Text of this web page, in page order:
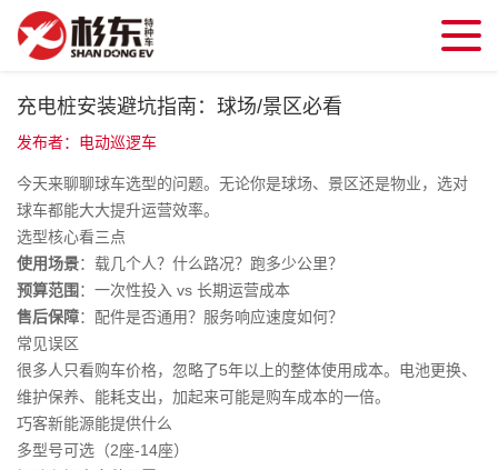
充电桩安装避坑指南：球场/景区必看
发布者：电动巡逻车
今天来聊聊球车选型的问题。无论你是球场、景区还是物业，选对
球车都能大大提升运营效率。
选型核心看三点
使用场景：载几个人？什么路况？跑多少公里？
预算范围 ：一次性投入 vs 长期运营成本
售后保障：配件是否通用？服务响应速度如何？
常见误区
很多人只看购车价格，忽略了5年以上的整体使用成本。电池更换、
维护保养、能耗支出，加起来可能是购车成本的一倍。
巧客新能源能提供什么
多型号可选（2座-14座）